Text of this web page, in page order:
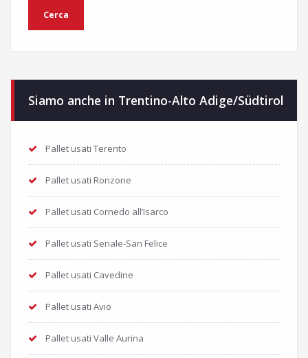
Siamo anche in Trentino-Alto Adige/Südtirol
Pallet usati Terento
Pallet usati Ronzone
Pallet usati Cornedo all’Isarco
Pallet usati Senale-San Felice
Pallet usati Cavedine
Pallet usati Avio
Pallet usati Valle Aurina